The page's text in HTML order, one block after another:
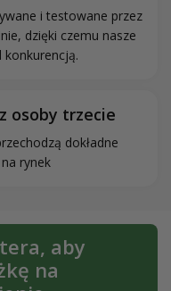
i testowane przez
dzięki czemu nasze
konkurencją.
osoby trzecie
dokładne
rynek
aby
na